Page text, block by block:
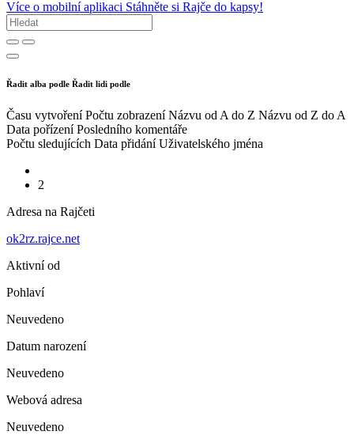
Více o mobilní aplikaci Stáhněte si Rajče do kapsy!
Řadit alba podle Řadit lidi podle
Času vytvoření Počtu zobrazení Názvu od A do Z Názvu od Z do A
Data pořízení Posledního komentáře
Počtu sledujících Data přidání Uživatelského jména
2
Adresa na Rajčeti
ok2rz.rajce.net
Aktivní od
Pohlaví
Neuvedeno
Datum narození
Neuvedeno
Webová adresa
Neuvedeno